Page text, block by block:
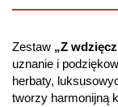
Zestaw „Z
uznanie i
herbaty,
tworzy harmonijną